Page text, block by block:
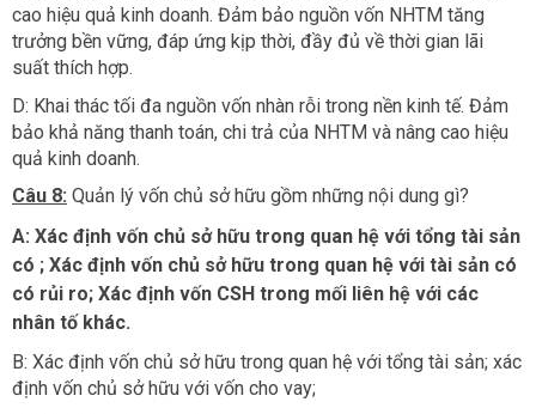
cao hiệu quả kinh doanh. Đảm bảo nguồn vốn NHTM tăng
trưởng bền vững, đáp ứng kịp thời, đầy đủ về thời gian lãi
suất thích hợp.
D: Khai thác tối đa nguồn vốn nhàn rỗi trong nền kinh tế. Đảm
bảo khả năng thanh toán, chi trả của NHTM và nâng cao hiệu
quả kinh doanh.​
Câu 8: Quản lý vốn chủ sở hữu gồm những nội dung gì?
A: Xác định vốn chủ sở hữu trong quan hệ với tổng tài sản
có ; Xác định vốn chủ sở hữu trong quan hệ với tài sản có
có rủi ro; Xác định vốn CSH trong mối liên hệ với các
nhân tố khác.
B: Xác định vốn chủ sở hữu trong quan hệ với tổng tài sản; xác
định vốn chủ sở hữu với vốn cho vay;